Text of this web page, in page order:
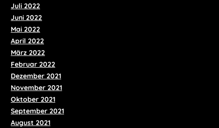
Juli 2022
Juni 2022
Mai 2022
April 2022
März 2022
Februar 2022
Dezember 2021
November 2021
Oktober 2021
September 2021
August 2021